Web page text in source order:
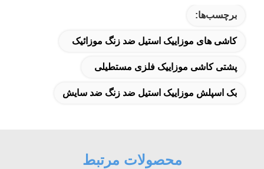
برچسب‌ها:
کاشی های موزاییک استیل ضد زنگ موزائیک
پشتی کاشی موزاییک فلزی مستطیلی
بک اسپلش موزاییک استیل ضد زنگ ضد سایش
محصولات مرتبط